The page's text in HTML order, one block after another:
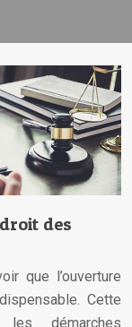
des
que l’ouverture
Cette
démarches